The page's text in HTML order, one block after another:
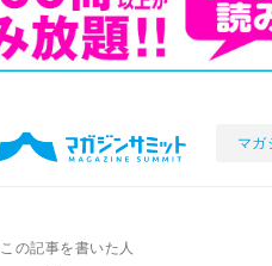
マガ
この記事を書いた人